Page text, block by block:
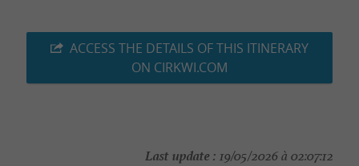
ACCESS THE DETAILS OF THIS ITINERARY
ON CIRKWI.COM
Last update : 19/05/2026 à 02:07:12